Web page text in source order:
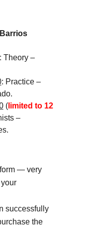
Theory –
: Practice –
(limited to 12
–
— very
successfully
the